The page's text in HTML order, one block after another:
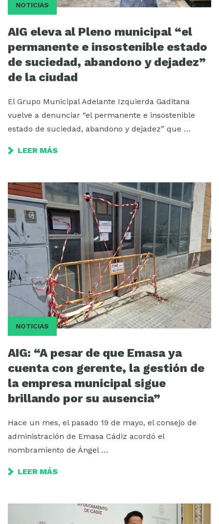
NOTICIAS
AIG eleva al Pleno municipal “el
permanente e insostenible estado
de suciedad, abandono y dejadez”
de la ciudad
El Grupo Municipal Adelante Izquierda Gaditana
vuelve a denunciar “el permanente e insostenible
estado de suciedad, abandono y dejadez” que …
LEER MÁS
NOTICIAS
AIG: “A pesar de que Emasa ya
cuenta con gerente, la gestión de
la empresa municipal sigue
brillando por su ausencia”
Hace un mes, el pasado 19 de mayo, el consejo de
administración de Emasa Cádiz acordó el
nombramiento de Ángel …
LEER MÁS